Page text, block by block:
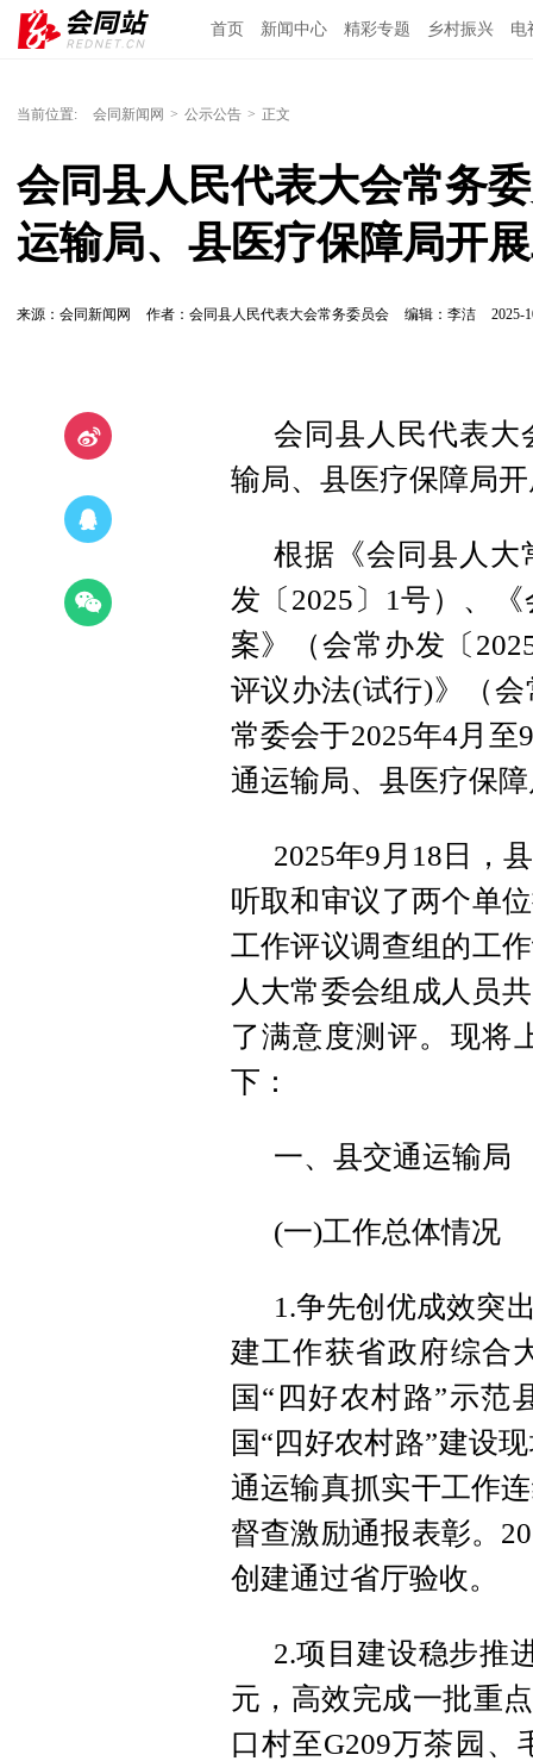
首页 新闻中心 精彩专题 乡村振兴 电
当前位置: 会同新闻网 > 公示公告 > 正文
会同县人民代表大会常务
运输局、县医疗保障局开
来源：会同新闻网 作者：会同县人民代表大会常务委员会 编辑：李洁 2025-
会同县人民代表大
输局、县医疗保障局
根据《会同县人大
发〔2025〕1号）、
案》（会常办发〔
评议办法(试行)》（
常委会于2025年4月
通运输局、县医疗保
2025年9月18日，
听取和审议了两个单
工作评议调查组的工
人大常委会组成人员
了满意度测评。现将
下：
一、县交通运输局
(一)工作总体情况
1.争先创优成效突
建工作获省政府综合
国“四好农村路”示范
国“四好农村路”建设
通运输真抓实干工作
督查激励通报表彰。
创建通过省厅验收。
2.项目建设稳步推
元，高效完成一批重
口村至G209万茶园